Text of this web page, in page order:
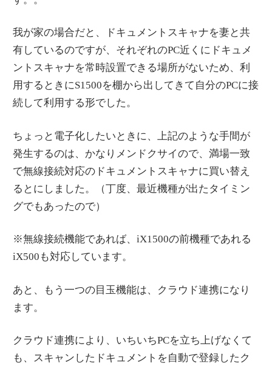
我が家の場合だと、ドキュメントスキャナを妻と共
有しているのですが、それぞれのPC近くにドキュメ
ントスキャナを常時設置できる場所がないため、利
用するときにS1500を棚から出してきて自分のPCに接
続して利用する形でした。
ちょっと電子化したいときに、上記のような手間が
発生するのは、かなりメンドクサイので、満場一致
で無線接続対応のドキュメントスキャナに買い替え
るとにしました。（丁度、最近機種が出たタイミン
グでもあったので）
※無線接続機能であれば、iX1500の前機種であれる
iX500も対応しています。
あと、もう一つの目玉機能は、クラウド連携になり
ます。
クラウド連携により、いちいちPCを立ち上げなくて
も、スキャンしたドキュメントを自動で登録したク